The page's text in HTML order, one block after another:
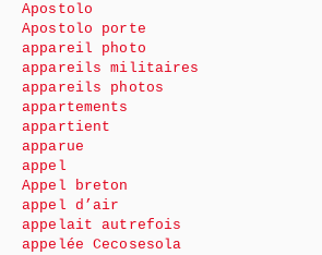
Apostolo
Apostolo porte
appareil photo
appareils militaires
appareils photos
appartements
appartient
apparue
appel
Appel breton
appel d’air
appelait autrefois
appelée Cecosesola